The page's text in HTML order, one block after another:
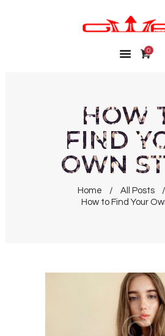
0
HOW
FIND
OWN
Home All Posts
How to Find Your
MY ACCOUNT
WISHLIST
CONTACT